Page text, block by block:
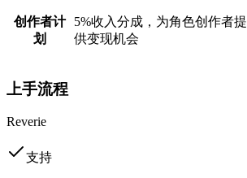
创作者计
划
5%收入分成，为角色创作者提
供变现机会
上手流程
Reverie
支持